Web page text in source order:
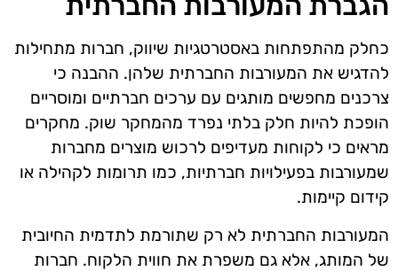
כחלק מהתפתחות באסטרטגיות שיווק, חברות מתחילות
להדגיש את המעורבות החברתית שלהן. ההבנה כי
צרכנים מחפשים מותגים עם ערכים חברתיים ומוסריים
הופכת להיות חלק בלתי נפרד מהמחקר שוק. מחקרים
מראים כי לקוחות מעדיפים לרכוש מוצרים מחברות
שמעורבות בפעילויות חברתיות, כמו תרומות לקהילה או
קידום קיימות.
המעורבות החברתית לא רק שתורמת לתדמית החיובית
של המותג, אלא גם משפרת את חווית הלקוח. חברות